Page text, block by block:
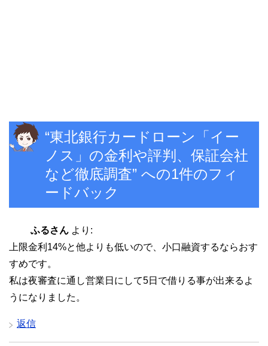
“東北銀行カードローン「イー
ノス」の金利や評判、保証会社
など徹底調査” への1件のフィ
ードバック
ふるさん より:
上限金利14%と他よりも低いので、小口融資するならおす
すめです。
私は夜審査に通し営業日にして5日で借りる事が出来るよ
うになりました。
返信